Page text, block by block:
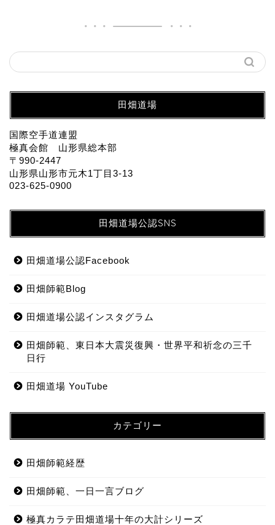
田畑道場
国際空手道連盟
極真会館 山形県総本部
〒990-2447
山形県山形市元木1丁目3-13
023-625-0900
田畑道場公認SNS
田畑道場公認Facebook
田畑師範Blog
田畑道場公認インスタグラム
田畑師範、東日本大震災復興・世界平和祈念の三千
日行
田畑道場 YouTube
カテゴリー
田畑師範経歴
田畑師範、一日一言ブログ
極真カラテ田畑道場十年の大計シリーズ